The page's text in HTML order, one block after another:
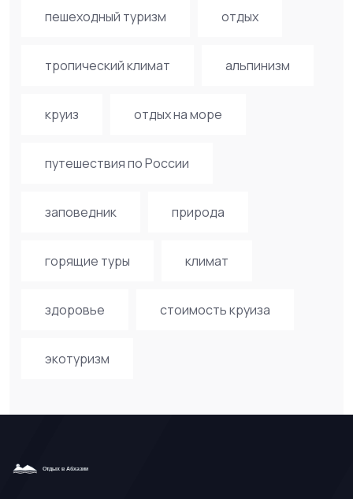
пешеходный туризм отдых
тропический климат альпинизм
круиз отдых на море
путешествия по России
заповедник природа
горящие туры климат
здоровье стоимость круиза
экотуризм